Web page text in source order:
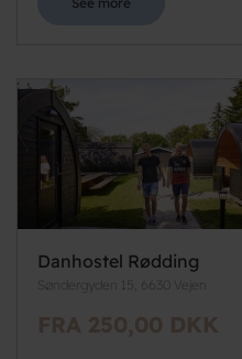
Danhostel Rødding
Søndergyden 15, 6630 Vejen
FRA 250,00 DKK